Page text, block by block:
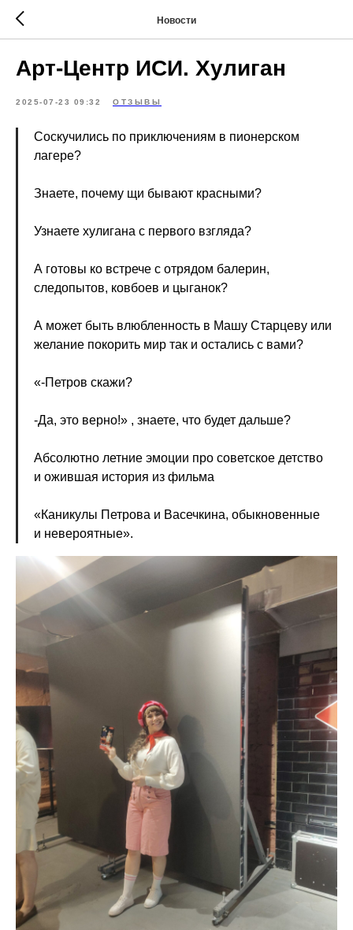
Новости
Арт-Центр ИСИ. Хулиган
2025-07-23 09:32 ОТЗЫВЫ
Соскучились по приключениям в пионерском
лагере?
Знаете, почему щи бывают красными?
Узнаете хулигана с первого взгляда?
А готовы ко встрече с отрядом балерин,
следопытов, ковбоев и цыганок?
А может быть влюбленность в Машу Старцеву или
желание покорить мир так и остались с вами?
«-Петров скажи?
-Да, это верно!» , знаете, что будет дальше?
Абсолютно летние эмоции про советское детство
и ожившая история из фильма
«Каникулы Петрова и Васечкина, обыкновенные
и невероятные».